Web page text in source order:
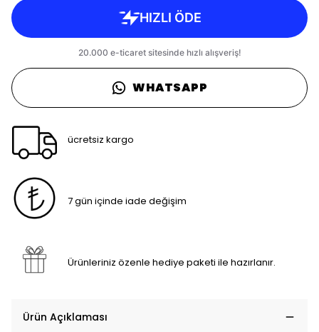
WHATSAPP
ücretsiz kargo
7 gün içinde iade değişim
Ürünleriniz özenle hediye paketi ile hazırlanır.
Ürün Açıklaması